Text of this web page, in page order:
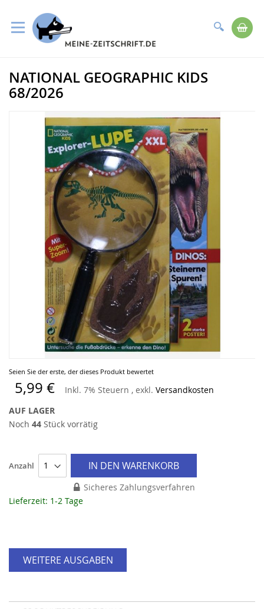
Suche
zum
Inhalt
Seien Sie der erste, der dieses Produkt bewertet
5,99 € Inkl. 7% Steuern , exkl. Versandkosten
AUF LAGER
Noch 44 Stück vorrätig
Anzahl IN DEN WARENKORB
Sicheres Zahlungsverfahren
Lieferzeit: 1-2 Tage
WEITERE AUSGABEN
Zum
Ende
der
NATIONAL GEOGRAPHIC KIDS
68/2026
Zum
Anfang
der
Bildergalerie
springen